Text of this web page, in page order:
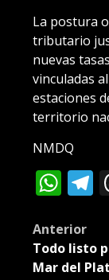
La postura
tributario
nuevas
vinculadas
estaciones
territorio
NMDQ
Post
Anterior
Todo listo
Mar del